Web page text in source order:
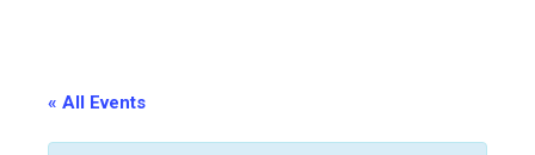
« All Events